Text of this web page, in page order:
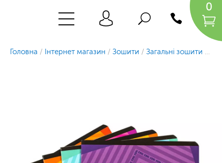
Головна / Інтернет магазин / Зошити / Загальні зошити
0